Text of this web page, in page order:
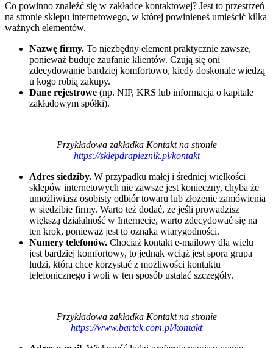
Co powinno znaleźć się w zakładce kontaktowej? Jest to przestrzeń
na stronie sklepu internetowego, w której powinieneś umieścić kilka
ważnych elementów.
Nazwę firmy. To niezbędny element praktycznie zawsze,
ponieważ buduje zaufanie klientów. Czują się oni
zdecydowanie bardziej komfortowo, kiedy doskonale wiedzą
u kogo robią zakupy.
Dane rejestrowe (np. NIP, KRS lub informacja o kapitale
zakładowym spółki).
Przykładowa zakładka Kontakt na stronie
https://sklepdrapieznik.pl/kontakt
Adres siedziby. W przypadku małej i średniej wielkości
sklepów internetowych nie zawsze jest konieczny, chyba że
umożliwiasz osobisty odbiór towaru lub złożenie zamówienia
w siedzibie firmy. Warto też dodać, że jeśli prowadzisz
większą działalność w Internecie, warto zdecydować się na
ten krok, ponieważ jest to oznaka wiarygodności.
Numery telefonów. Chociaż kontakt e-mailowy dla wielu
jest bardziej komfortowy, to jednak wciąż jest spora grupa
ludzi, która chce korzystać z możliwości kontaktu
telefonicznego i woli w ten sposób ustalać szczegóły.
Przykładowa zakładka Kontakt na stronie
https://www.bartek.com.pl/kontakt